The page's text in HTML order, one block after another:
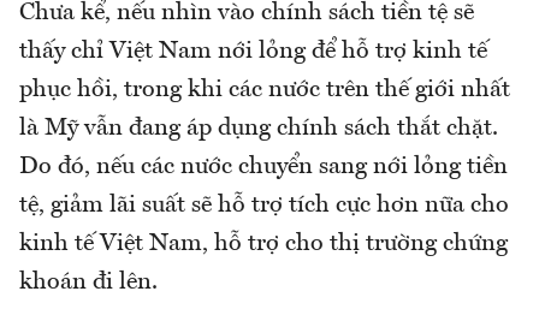
Chưa kể, nếu nhìn vào chính sách tiền tệ sẽ
thấy chỉ Việt Nam nới lỏng để hỗ trợ kinh tế
phục hồi, trong khi các nước trên thế giới nhất
là Mỹ vẫn đang áp dụng chính sách thắt chặt.
Do đó, nếu các nước chuyển sang nới lỏng tiền
tệ, giảm lãi suất sẽ hỗ trợ tích cực hơn nữa cho
kinh tế Việt Nam, hỗ trợ cho thị trường chứng
khoán đi lên.